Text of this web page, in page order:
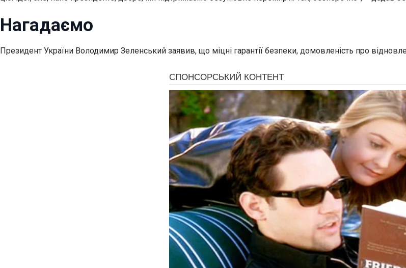
Нагадаємо
Президент України Володимир Зеленський заявив, що міцні гарантії безпеки, домовленість про